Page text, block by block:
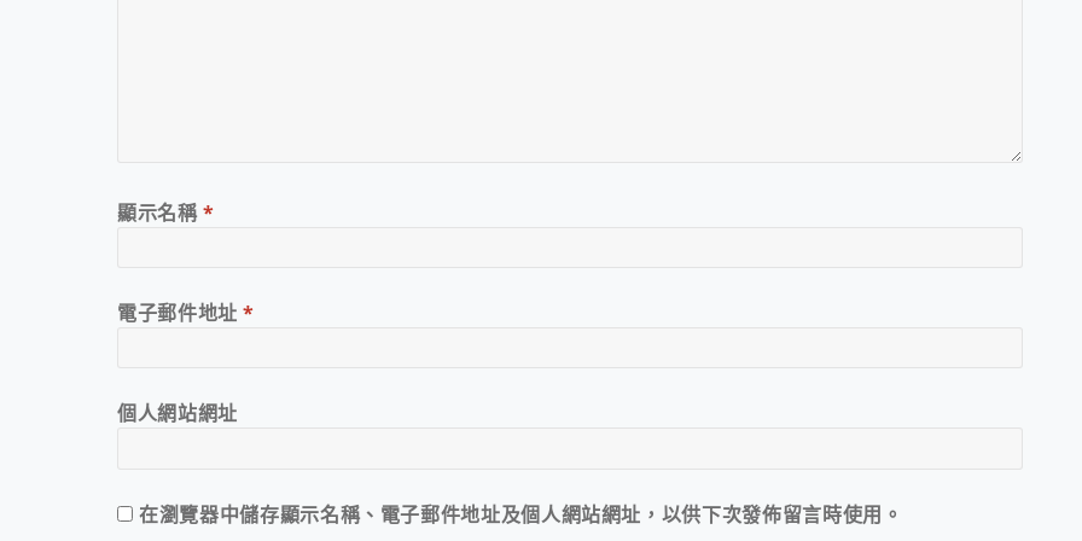
顯示名稱*
電子郵件地址*
個人網站網址
在瀏覽器中儲存顯示名稱、電子郵件地址及個人網站網址，以供下次發佈留言時使用。